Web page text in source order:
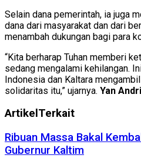
Selain dana pemerintah, ia juga
dana dari masyarakat dan dari
menambah dukungan bagi para
“Kita berharap Tuhan memberi
sedang mengalami kehilangan.
Indonesia dan Kaltara
solidaritas itu,” ujarnya. Yan Andri
Artikel Terkait
Ribuan Massa Bakal
Gubernur Kaltim